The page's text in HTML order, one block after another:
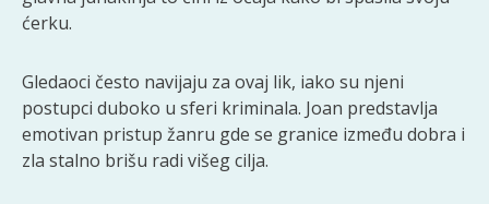
ćerku.
Gledaoci često navijaju za ovaj lik, iako su njeni
postupci duboko u sferi kriminala. Joan predstavlja
emotivan pristup žanru gde se granice između dobra i
zla stalno brišu radi višeg cilja.